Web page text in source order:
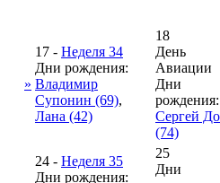
»
17 - Неделя 34
Дни рождения:
Владимир
Супонин (69),
Лана (42)
18
День
Авиации
Дни
рождения:
Сергей
(74)
24 - Неделя 35
Дни рождения:
25
Дни